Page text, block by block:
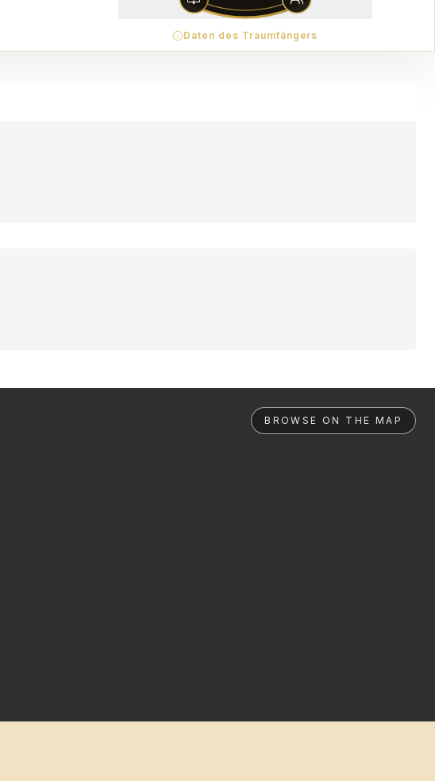
Daten des Traumfängers
BROWSE ON THE MAP